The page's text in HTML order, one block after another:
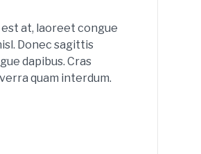
at, laoreet congue
Donec sagittis
dapibus. Cras
quam interdum.